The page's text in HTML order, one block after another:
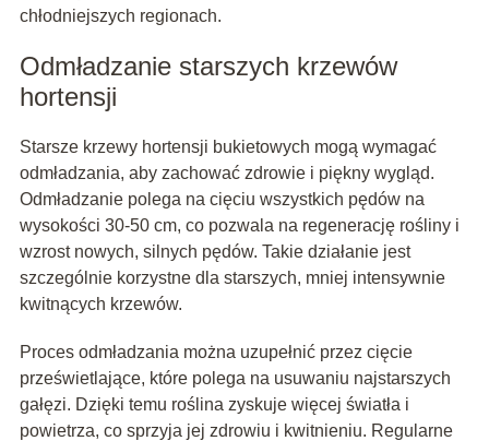
chłodniejszych regionach.
Odmładzanie starszych krzewów
hortensji
Starsze krzewy hortensji bukietowych mogą wymagać
odmładzania, aby zachować zdrowie i piękny wygląd.
Odmładzanie polega na cięciu wszystkich pędów na
wysokości 30-50 cm, co pozwala na regenerację rośliny i
wzrost nowych, silnych pędów. Takie działanie jest
szczególnie korzystne dla starszych, mniej intensywnie
kwitnących krzewów.
Proces odmładzania można uzupełnić przez cięcie
prześwietlające, które polega na usuwaniu najstarszych
gałęzi. Dzięki temu roślina zyskuje więcej światła i
powietrza, co sprzyja jej zdrowiu i kwitnieniu. Regularne